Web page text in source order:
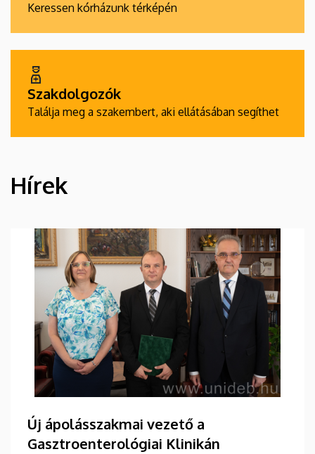
Keressen kórházunk térképén
Szakdolgozók
Találja meg a szakembert, aki ellátásában segíthet
HÍREK
Hírek
Új ápolásszakmai vezető a
Gasztroenterológiai Klinikán